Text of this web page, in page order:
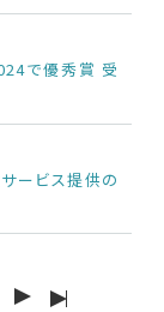
で優秀賞 受
ービス提供の